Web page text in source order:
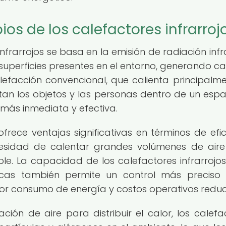
de los calefactores
se basa en la emisión de radiación
presentes en el entorno, generando
convencional, que calienta
los objetos y las personas dentro de un
inmediata y efectiva.
ventajas significativas en términos de
de calentar grandes volúmenes de
La capacidad de los calefactores
también permite un control más
consumo de energía y costos operativos
de aire para distribuir el calor, los